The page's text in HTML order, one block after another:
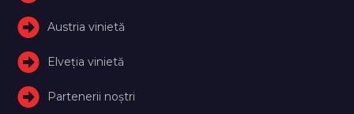
Austria vinietă
Elveţia vinietă
Partenerii noștri